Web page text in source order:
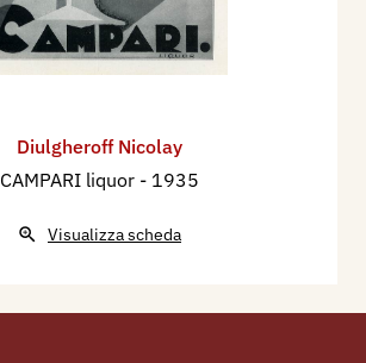
Diulgheroff Nicolay
CAMPARI liquor - 1935
Visualizza scheda